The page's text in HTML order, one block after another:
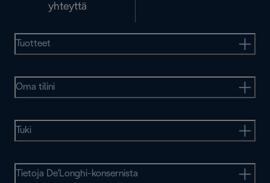
yhteyttä
Tuotteet
Oma tilini
Tuki
Tietoja De'Longhi-konsernista